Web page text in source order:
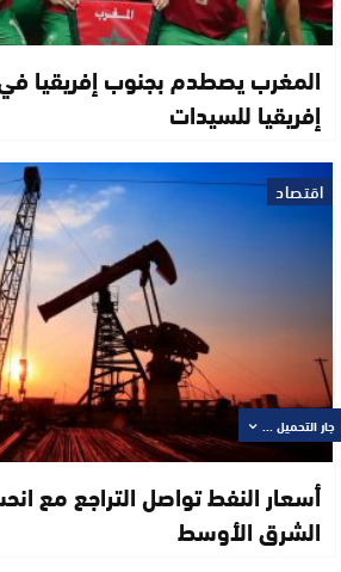
المغرب يصطدم بجنوب إفريقيا
إفريقيا للسيدات
اقتصاد
أسعار النفط تواصل التراجع مع
الشرق الأوسط
جار التحميل ...